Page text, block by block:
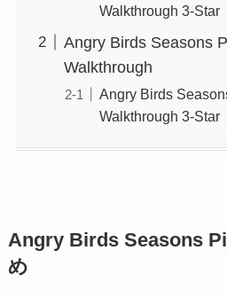
Walkthrough 3-Star
Angry Birds Seasons
Walkthrough
Angry Birds
Walkthrough 3-Star
Angry Birds Seasons
め